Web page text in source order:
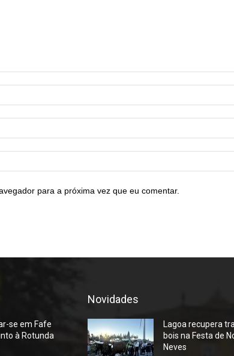
para a próxima vez que eu comentar.
se em Fafe
à Rotunda
Novidades
Lagoa recupera
bois na Festa de
Neves